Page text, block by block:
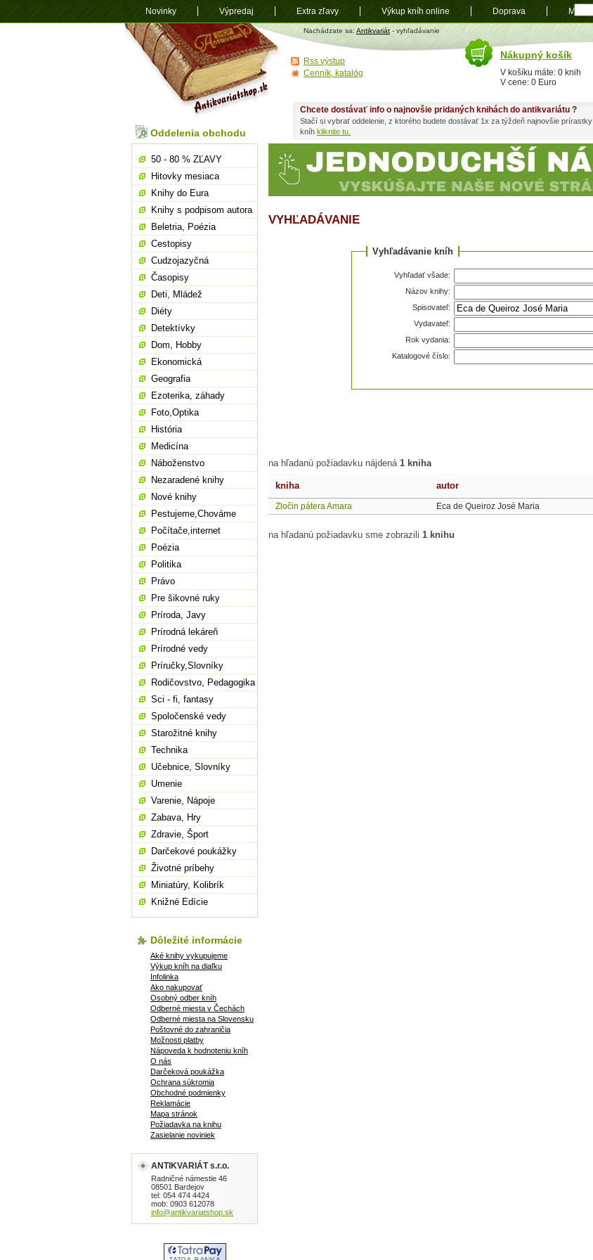
Antikvariát
shop.sk
Nachádzate sa: Antikvariát - vyhľadávanie
VYHĽADÁVANIE
Vyhľadávanie kníh
Vyhľadať všade:
Názov knihy:
Spisovateľ:
Vydavateľ:
Rok vydania:
Katalogové číslo:
na hľadanú požiadavku nájdená 1 kniha
kniha autor
Zločin pátera Amara Eca de Queiroz José Maria
na hľadanú požiadavku sme zobrazili 1 knihu
Chcete dostávať info o najnovšie pridaných knihách do antikvariátu ?
Stačí si vybrať oddelenie, z ktorého budete dostávať 1x za týždeň najnovšie prírastky
kníh kliknite tu.
Oddelenia obchodu
50 - 80 % ZĽAVY
Hitovky mesiaca
Knihy do Eura
Knihy s podpisom autora
Beletria, Poézia
Cestopisy
Cudzojazyčná
Časopisy
Deti, Mládež
Diéty
Detektívky
Dom, Hobby
Ekonomická
Geografia
Ezoterika, záhady
Foto,Optika
História
Medicína
Náboženstvo
Nezaradené knihy
Nové knihy
Pestujeme,Chováme
Počítače,internet
Poézia
Politika
Právo
Pre šikovné ruky
Príroda, Javy
Prírodná lekáreň
Prírodné vedy
Príručky,Slovníky
Rodičovstvo, Pedagogika
Sci - fi, fantasy
Spoločenské vedy
Starožitné knihy
Technika
Učebnice, Slovníky
Umenie
Varenie, Nápoje
Zabava, Hry
Zdravie, Šport
Darčekové poukážky
Životné príbehy
Miniatúry, Kolibrík
Knižné Edície
Dôležité informácie
Aké knihy vykupujeme
Výkup kníh na diaľku
Infolinka
Ako nakupovať
Osobný odber kníh
Odberné miesta v Čechách
Odberné miesta na Slovensku
Poštovné do zahraničia
Možnosti platby
Nápoveda k hodnoteniu kníh
O nás
Darčeková poukážka
Ochrana súkromia
Obchodné podmienky
Reklamácie
Mapa stránok
Požiadavka na knihu
Zasielanie noviniek
ANTIKVARIÁT s.r.o.
Radničné námestie 46
08501 Bardejov
tel: 054 474 4424
mob: 0903 612078
info@antikvariatshop.sk
Nákupný košík
V košíku máte: 0 knih
V cene: 0 Euro
Rss výstup
Cenník, katalóg
Novinky Výpredaj Extra zľavy Výkup kníh online Doprava Mapa